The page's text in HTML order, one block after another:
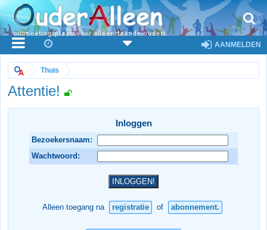
AANMELDEN
Thuis
Attentie!
Inloggen
Bezoekersnaam:
Wachtwoord:
Alleen toegang na registratie of abonnement.